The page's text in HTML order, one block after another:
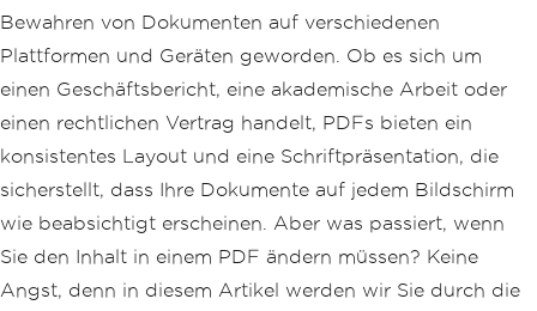
Bewahren von Dokumenten auf verschiedenen
Plattformen und Geräten geworden. Ob es sich um
einen Geschäftsbericht, eine akademische Arbeit oder
einen rechtlichen Vertrag handelt, PDFs bieten ein
konsistentes Layout und eine Schriftpräsentation, die
sicherstellt, dass Ihre Dokumente auf jedem Bildschirm
wie beabsichtigt erscheinen. Aber was passiert, wenn
Sie den Inhalt in einem PDF ändern müssen? Keine
Angst, denn in diesem Artikel werden wir Sie durch die